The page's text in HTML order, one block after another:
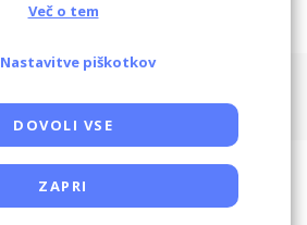
Več o tem
Nastavitve piškotkov
DOVOLI VSE
ZAPRI